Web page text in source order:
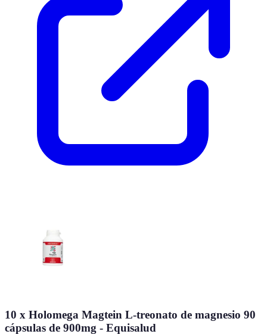
10 x Holomega Magtein L-treonato de magnesio 90
cápsulas de 900mg - Equisalud